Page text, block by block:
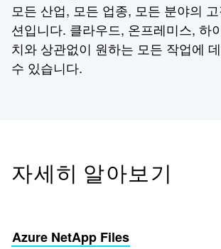
모든 산업, 모든 업종, 모든 분야의
션입니다. 클라우드, 온프레미스, 하
치와 상관없이 원하는 모든 작업에
수 있습니다.
자세히 알아보기
Azure NetApp Files